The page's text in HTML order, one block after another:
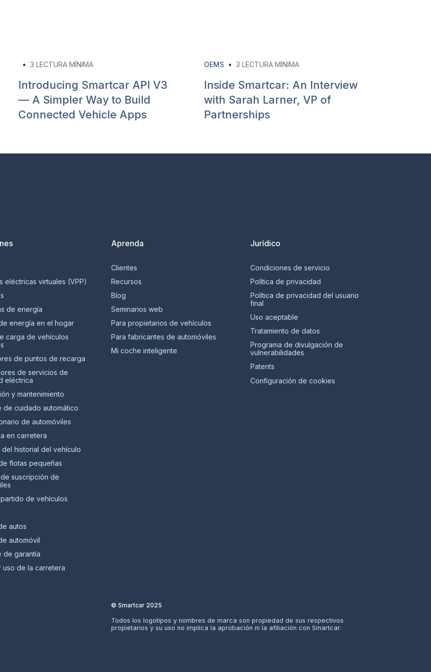
• 3 LECTURA MÍNIMA
Introducing Smartcar API V3
— A Simpler Way to Build
Connected Vehicle Apps
OEMS • 3 LECTURA MÍNIMA
Inside Smartcar: An Interview
with Sarah Larner, VP of
Partnerships
eléctricas virtuales (VPP)
de energía
energía en el hogar
carga de vehículos
de puntos de recarga
de servicios de
eléctrica
y mantenimiento
de cuidado automático
de automóviles
en carretera
del historial del vehículo
flotas pequeñas
suscripción de
de vehículos
autos
automóvil
de garantía
uso de la carretera
Aprenda
Clientes
Recursos
Blog
Seminarios web
Para propietarios de vehículos
Para fabricantes de automóviles
Mi coche inteligente
Jurídico
Condiciones de servicio
Política de privacidad
Política de privacidad del usuario
final
Uso aceptable
Tratamiento de datos
Programa de divulgación de
vulnerabilidades
Patents
Configuración de cookies
© Smartcar 2025
Todos los logotipos y nombres de marca son propiedad de sus respectivos
propietarios y su uso no implica la aprobación ni la afiliación con Smartcar.